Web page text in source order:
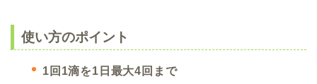
使い方のポイント
1回1滴を1日最大4回まで